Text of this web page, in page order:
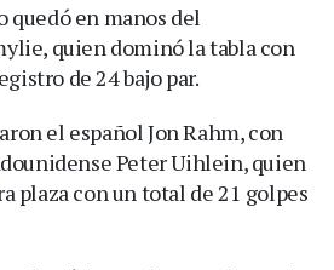
en manos del
quien dominó la tabla con
de 24 bajo par.
el español Jon Rahm, con
Peter Uihlein, quien
plaza con un total de 21 golpes